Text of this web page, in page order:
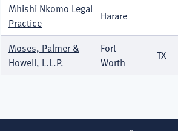
Mhishi Nkomo Legal
Practice
Harare
Moses, Palmer &
Howell, L.L.P.
Fort
Worth
TX